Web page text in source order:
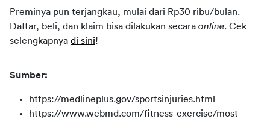
Preminya pun terjangkau, mulai dari Rp30 ribu/bulan.
Daftar, beli, dan klaim bisa dilakukan secara online. Cek
selengkapnya di sini!
Sumber:
https://medlineplus.gov/sportsinjuries.html
https://www.webmd.com/fitness-exercise/most-